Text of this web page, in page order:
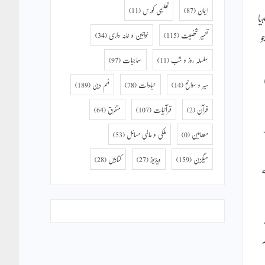
ایمان (87) تعلیمی کورس (11)
تعمیر شخصیت (115) خواتین و خانہ داری (34)
سلسلہ روز و شب (11) سماجیات (97)
سیر و سوانح(14) عبادات (78) فہم دین (189)
قرآن (2) قرآنیات (107) متفرق (64)
مضامین (0) ملکی و عالمی مسائل (53)
میگزین (159) ویڈیوز (27) کتابیں (28)